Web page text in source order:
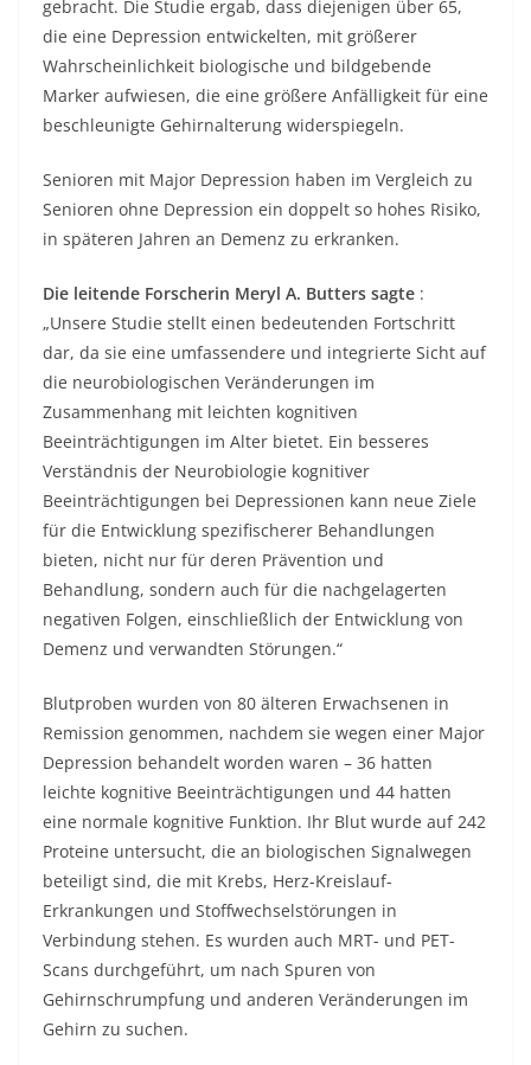
gebracht. Die Studie ergab, dass diejenigen über 65,
die eine Depression entwickelten, mit größerer
Wahrscheinlichkeit biologische und bildgebende
Marker aufwiesen, die eine größere Anfälligkeit für eine
beschleunigte Gehirnalterung widerspiegeln.
Senioren mit Major Depression haben im Vergleich zu
Senioren ohne Depression ein doppelt so hohes Risiko,
in späteren Jahren an Demenz zu erkranken.
Die leitende Forscherin Meryl A. Butters sagte :
„Unsere Studie stellt einen bedeutenden Fortschritt
dar, da sie eine umfassendere und integrierte Sicht auf
die neurobiologischen Veränderungen im
Zusammenhang mit leichten kognitiven
Beeinträchtigungen im Alter bietet. Ein besseres
Verständnis der Neurobiologie kognitiver
Beeinträchtigungen bei Depressionen kann neue Ziele
für die Entwicklung spezifischerer Behandlungen
bieten, nicht nur für deren Prävention und
Behandlung, sondern auch für die nachgelagerten
negativen Folgen, einschließlich der Entwicklung von
Demenz und verwandten Störungen.“
Blutproben wurden von 80 älteren Erwachsenen in
Remission genommen, nachdem sie wegen einer Major
Depression behandelt worden waren – 36 hatten
leichte kognitive Beeinträchtigungen und 44 hatten
eine normale kognitive Funktion. Ihr Blut wurde auf 242
Proteine ​​untersucht, die an biologischen Signalwegen
beteiligt sind, die mit Krebs, Herz-Kreislauf-
Erkrankungen und Stoffwechselstörungen in
Verbindung stehen. Es wurden auch MRT- und PET-
Scans durchgeführt, um nach Spuren von
Gehirnschrumpfung und anderen Veränderungen im
Gehirn zu suchen.